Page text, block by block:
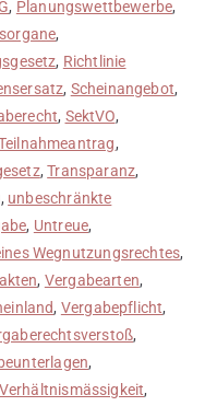
, Planungswettbewerbe,
,
, Richtlinie
, Scheinangebot,
, SektVO,
,
,Transparanz,
, unbeschränkte
, Untreue,
Wegnutzungsrechtes,
, Vergabearten,
, Vergabepflicht,
,
,
Verhältnismässigkeit,